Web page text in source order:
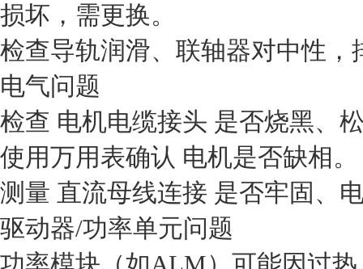
损坏‌，需更换。
检查导轨润滑、联轴器对中性，
‌电气问题‌
检查 ‌电机电缆接头‌ 是否烧黑、
使用万用表确认 ‌电机是否缺相‌。
测量 ‌直流母线连接‌ 是否牢固、
‌驱动器/功率单元问题‌